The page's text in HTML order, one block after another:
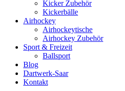
Kicker Zubehör
Kickerbälle
Airhockey
Airhockeytische
Airhockey Zubehör
Sport & Freizeit
Ballsport
Blog
Dartwerk-Saar
Kontakt